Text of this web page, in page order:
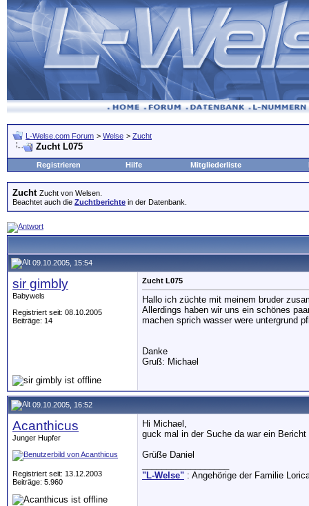
L-Welse.com Forum > Welse > Zucht
Zucht L075
Registrieren Hilfe Mitgliederliste
Zucht Zucht von Welsen.
Beachtet auch die Zuchtberichte in der Datenbank.
09.10.2005, 15:54
sir gimbly
Babywels
Registriert seit: 08.10.2005
Beiträge: 14
Zucht L075
Hallo ich züchte mit meinem bruder
Allerdings haben wir uns ein schönes
machen sprich wasser were untergrund
Danke
Gruß: Michael
09.10.2005, 16:52
Acanthicus
Junger Hupfer
Registriert seit: 13.12.2003
Beiträge: 5.960
Hi Michael,
guck mal in der Suche da war ein
Grüße Daniel
"L-Welse" : Angehörige der Familie